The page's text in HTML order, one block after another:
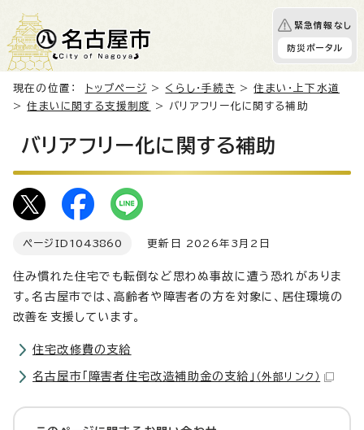
緊急情報なし
防災ポータル
現在の位置： トップページ > くらし・手続き >住まい・上下水道
>住まいに関する支援制度 > バリアフリー化に関する補助
バリアフリー化に関する補助
ページID 1043860 更新日 2026年3月2日
住み慣れた住宅でも転倒など思わぬ事故に遭う恐れがありま
す。名古屋市では、高齢者や障害者の方を対象に、居住環境の
改善を支援しています。
住宅改修費の支給
名古屋市「障害者住宅改造補助金の支給」 （外部リンク）